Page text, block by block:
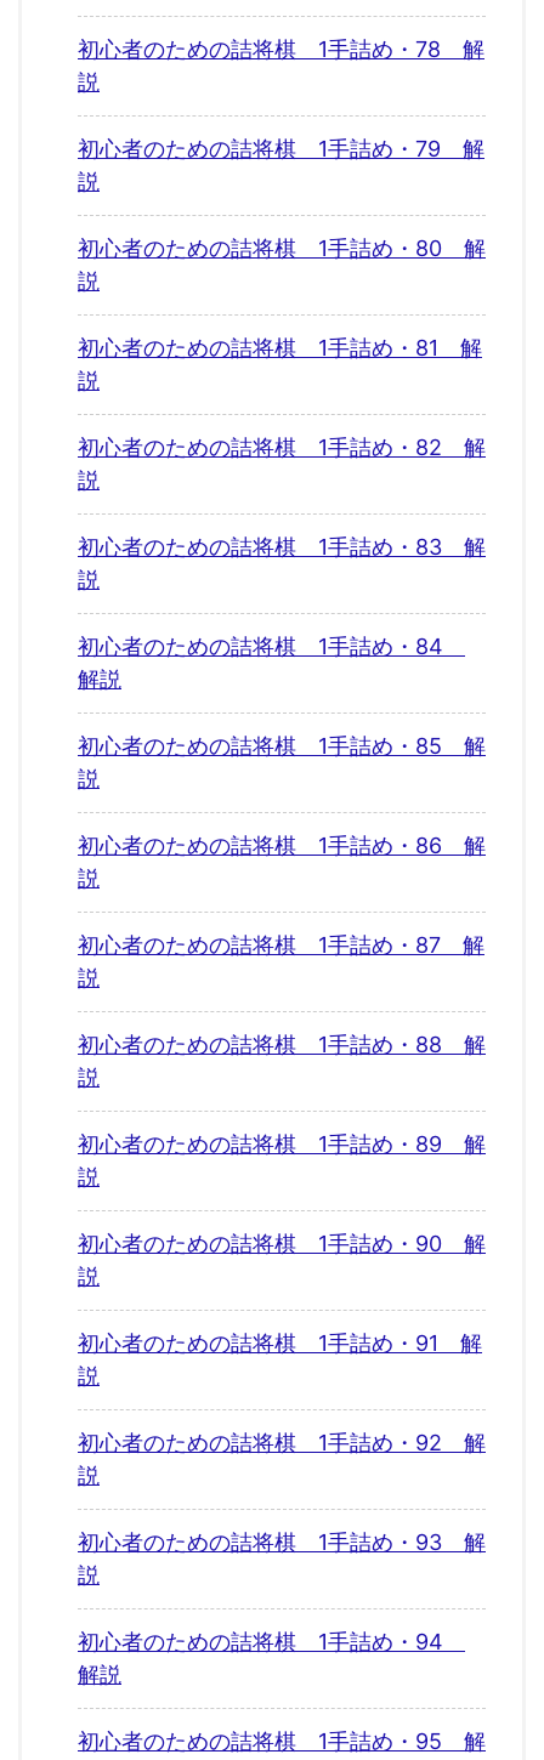
初心者のための詰将棋 1手詰め・78 解
説
初心者のための詰将棋 1手詰め・79 解
説
初心者のための詰将棋 1手詰め・80 解
説
初心者のための詰将棋 1手詰め・81 解
説
初心者のための詰将棋 1手詰め・82 解
説
初心者のための詰将棋 1手詰め・83 解
説
初心者のための詰将棋 1手詰め・84
解説
初心者のための詰将棋 1手詰め・85 解
説
初心者のための詰将棋 1手詰め・86 解
説
初心者のための詰将棋 1手詰め・87 解
説
初心者のための詰将棋 1手詰め・88 解
説
初心者のための詰将棋 1手詰め・89 解
説
初心者のための詰将棋 1手詰め・90 解
説
初心者のための詰将棋 1手詰め・91 解
説
初心者のための詰将棋 1手詰め・92 解
説
初心者のための詰将棋 1手詰め・93 解
説
初心者のための詰将棋 1手詰め・94
解説
初心者のための詰将棋 1手詰め・95 解